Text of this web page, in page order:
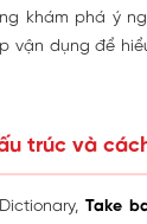
khám phá ý
vận dụng để
trúc và
Take